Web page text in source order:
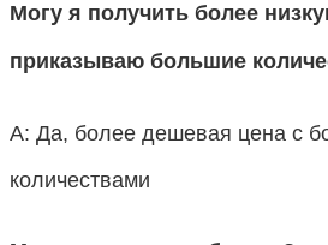
Могу я получить более
приказываю большие
А: Да, более дешевая цена с
количествами